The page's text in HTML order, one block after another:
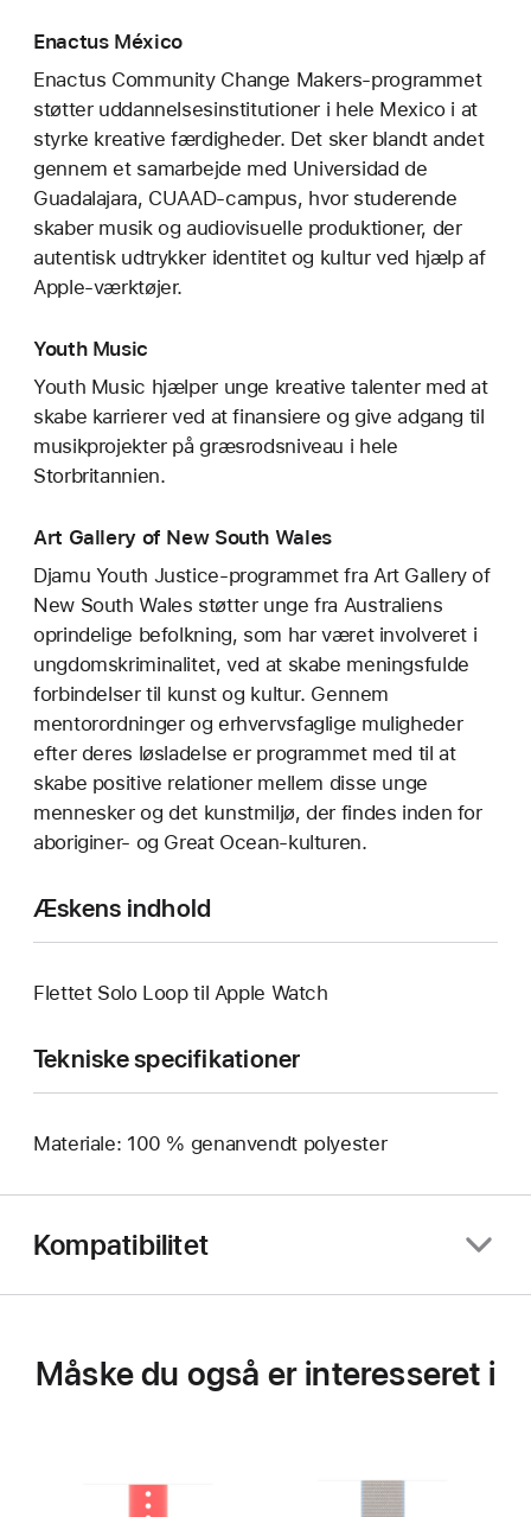
Enactus México
Enactus Community Change Makers-programmet
støtter uddannelsesinstitutioner i hele Mexico i at
styrke kreative færdigheder. Det sker blandt andet
gennem et samarbejde med Universidad de
Guadalajara, CUAAD-campus, hvor studerende
skaber musik og audiovisuelle produktioner, der
autentisk udtrykker identitet og kultur ved hjælp af
Apple-værktøjer.
Youth Music
Youth Music hjælper unge kreative talenter med at
skabe karrierer ved at finansiere og give adgang til
musikprojekter på græsrodsniveau i hele
Storbritannien.
Art Gallery of New South Wales
Djamu Youth Justice-programmet fra Art Gallery of
New South Wales støtter unge fra Australiens
oprindelige befolkning, som har været involveret i
ungdomskriminalitet, ved at skabe meningsfulde
forbindelser til kunst og kultur. Gennem
mentorordninger og erhvervsfaglige muligheder
efter deres løsladelse er programmet med til at
skabe positive relationer mellem disse unge
mennesker og det kunstmiljø, der findes inden for
aboriginer- og Great Ocean-kulturen.
Æskens indhold
Flettet Solo Loop til Apple Watch
Tekniske specifikationer
Materiale: 100 % genanvendt polyester
Kompatibilitet
Måske du også er interesseret i